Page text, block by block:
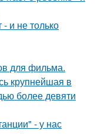
и не только
для фильма.
крупнейшая в
более девяти
- у нас